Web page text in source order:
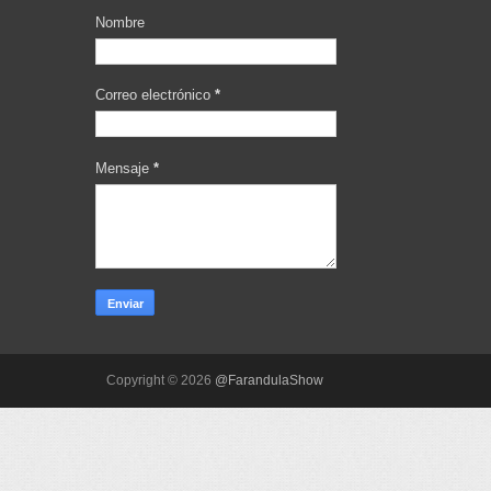
Nombre
Correo electrónico *
Mensaje *
Copyright © 2026 @FarandulaShow